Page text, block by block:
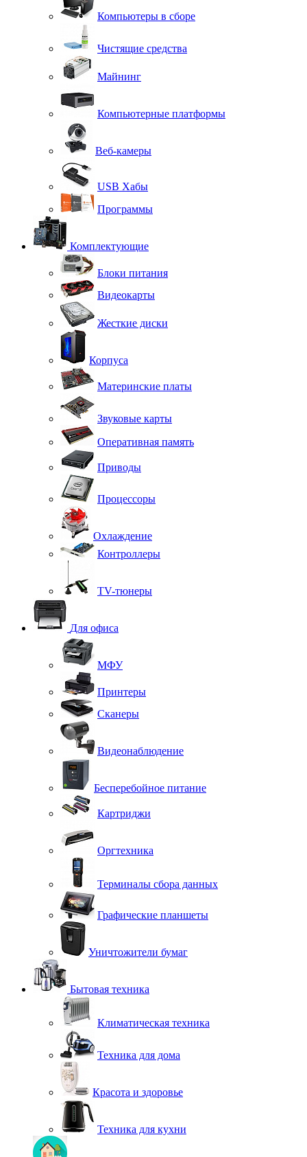
Компьютеры в сборе
Чистящие средства
Майнинг
Компьютерные платформы
Веб-камеры
USB Хабы
Программы
Комплектующие
Блоки питания
Видеокарты
Жесткие диски
Корпуса
Материнские платы
Звуковые карты
Оперативная память
Приводы
Процессоры
Охлаждение
Контроллеры
TV-тюнеры
Для офиса
МФУ
Принтеры
Сканеры
Видеонаблюдение
Бесперебойное питание
Картриджи
Оргтехника
Терминалы сбора данных
Графические планшеты
Уничтожители бумаг
Бытовая техника
Климатическая техника
Техника для дома
Красота и здоровье
Техника для кухни